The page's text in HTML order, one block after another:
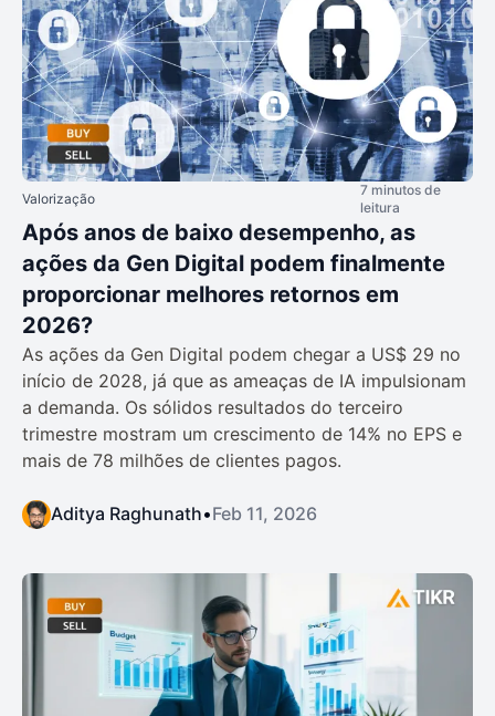
Valorização
7 minutos de
leitura
Após anos de baixo desempenho, as
ações da Gen Digital podem finalmente
proporcionar melhores retornos em
2026?
As ações da Gen Digital podem chegar a US$ 29 no
início de 2028, já que as ameaças de IA impulsionam
a demanda. Os sólidos resultados do terceiro
trimestre mostram um crescimento de 14% no EPS e
mais de 78 milhões de clientes pagos.
Aditya Raghunath•Feb 11, 2026